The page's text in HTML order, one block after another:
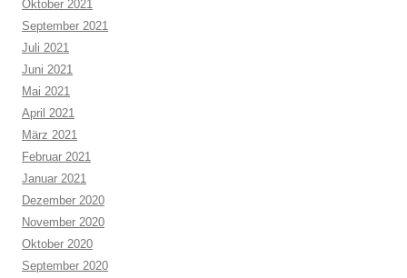
Oktober 2021
September 2021
Juli 2021
Juni 2021
Mai 2021
April 2021
März 2021
Februar 2021
Januar 2021
Dezember 2020
November 2020
Oktober 2020
September 2020